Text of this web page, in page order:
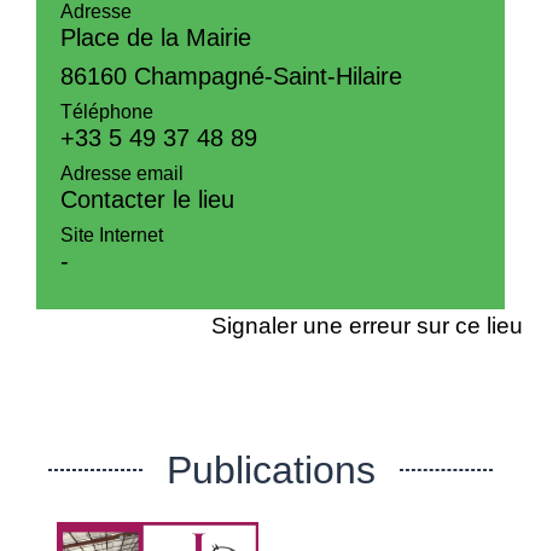
Adresse
Place de la Mairie
86160 Champagné-Saint-Hilaire
Téléphone
+33 5 49 37 48 89
Adresse email
Contacter le lieu
Site Internet
-
Signaler une erreur sur ce lieu
Publications